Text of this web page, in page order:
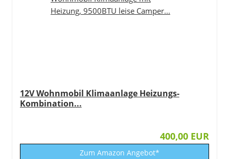
12V Wohnmobil Klimaanlage Heizungs-
Kombination...
400,00 EUR
Zum Amazon Angebot*